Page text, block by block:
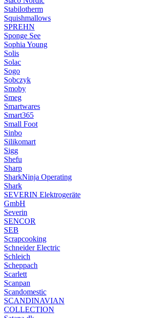
Stabilotherm
Squishmallows
SPREHN
Sponge See
Sophia Young
Solis
Solac
Sogo
Sobczyk
Smoby
Smeg
Smartwares
Smart365
Small Foot
Sinbo
Silikomart
Sigg
Shefu
Sharp
SharkNinja Operating
Shark
SEVERIN Elektrogeräte
GmbH
Severin
SENCOR
SEB
Scrapcooking
Schneider Electric
Schleich
Scheppach
Scarlett
Scanpan
Scandomestic
SCANDINAVIAN
COLLECTION